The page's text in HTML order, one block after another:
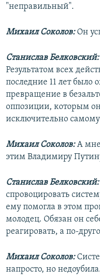
"неправильный".
Михаил Соколов:Он
Станислав Белковский:
Результатом всех
последние 11 лет
превращение в
оппозиции, которым
исключительно самому
Михаил Соколов:А мне
этим Владимиру
Станислав Белковский:
спровоцировать
ему помогла в этом
молодец. Обязан он
реагировать, а по-
Михаил Соколов:
напросто, но